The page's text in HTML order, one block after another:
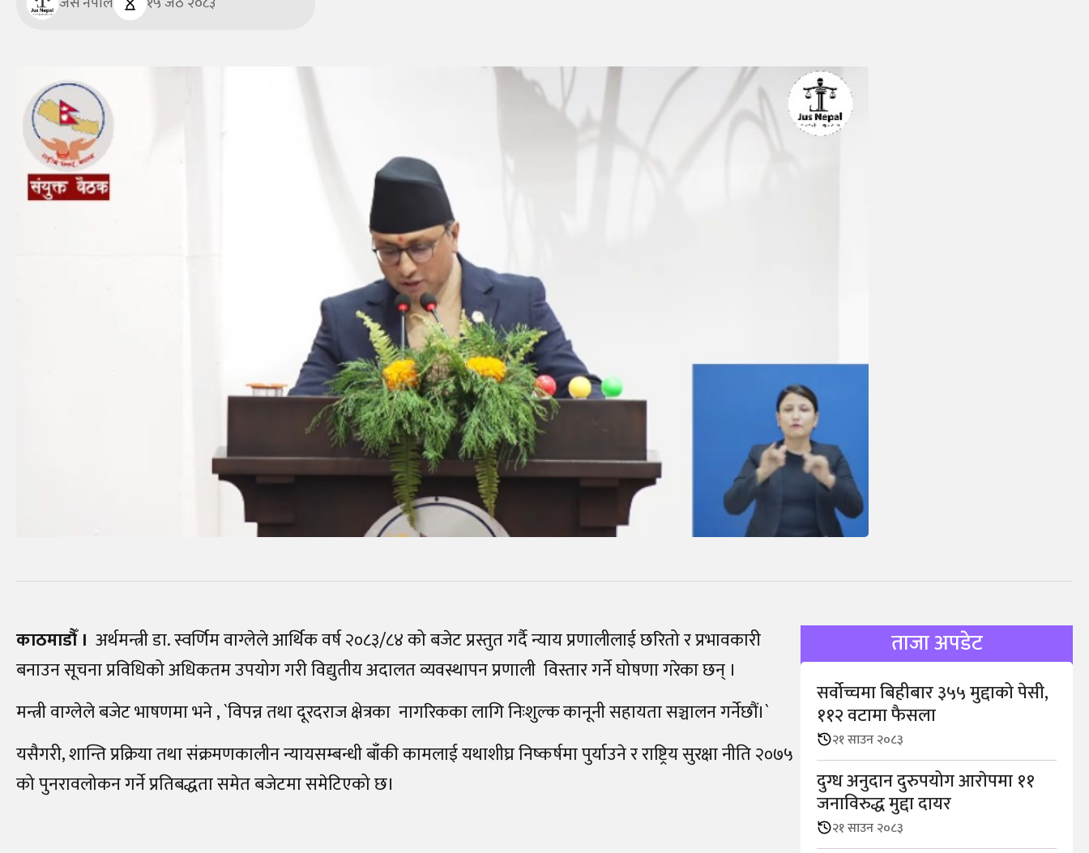
काठमाडौँ । अर्थमन्त्री डा. स्वर्णिम वाग्लेले आर्थिक वर्ष २०८३/८४ को बजेट प्रस्तुत गर्दै न्याय प्रणालीलाई छरितो र प्रभावकारी
बनाउन सूचना प्रविधिको अधिकतम उपयोग गरी विद्युतीय अदालत व्यवस्थापन प्रणाली विस्तार गर्ने घोषणा गरेका छन् ।
मन्त्री वाग्लेले बजेट भाषणमा भने , `विपन्न तथा दूरदराज क्षेत्रका नागरिकका लागि निःशुल्क कानूनी सहायता सञ्चालन गर्नेछौं।`
यसैगरी, शान्ति प्रक्रिया तथा संक्रमणकालीन न्यायसम्बन्धी बाँकी कामलाई यथाशीघ्र निष्कर्षमा पुर्याउने र राष्ट्रिय सुरक्षा नीति २०७५
को पुनरावलोकन गर्ने प्रतिबद्धता समेत बजेटमा समेटिएको छ।
ताजा अपडेट
सर्वोच्चमा बिहीबार ३५५ मुद्दाको पेसी,
११२ वटामा फैसला
२१ साउन २०८३
दुग्ध अनुदान दुरुपयोग आराेपमा ११
जनाविरुद्ध मुद्दा दायर
२१ साउन २०८३